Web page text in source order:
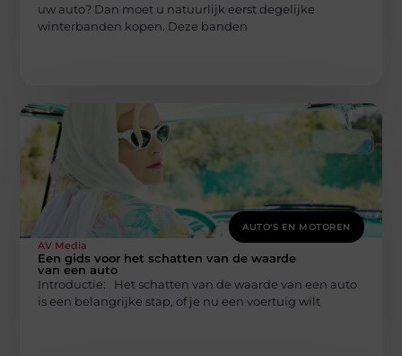
uw auto? Dan moet u natuurlijk eerst degelijke
winterbanden kopen. Deze banden
AUTO'S EN MOTOREN
AV Media
Een gids voor het schatten van de waarde
van een auto
Introductie: Het schatten van de waarde van een auto
is een belangrijke stap, of je nu een voertuig wilt